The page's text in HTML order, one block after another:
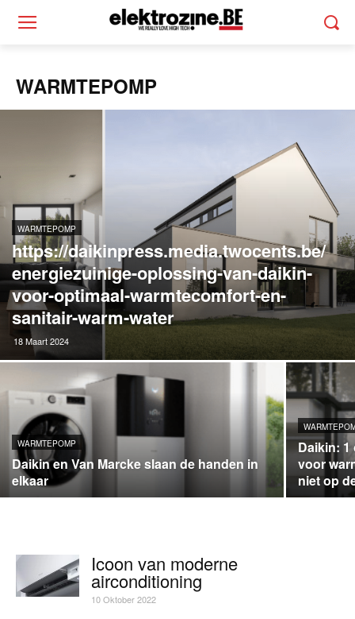
WARMTEPOMP
WARMTEPOMP
https://daikinpress.media.twocents.be/
energiezuinige-oplossing-van-daikin-
voor-optimaal-warmtecomfort-en-
sanitair-warm-water
18 Maart 2024
WARMTEPOMP
Daikin en Van Marcke slaan de handen in
elkaar
Daikin:
voor
niet op
Icoon van moderne
airconditioning
10 Oktober 2022